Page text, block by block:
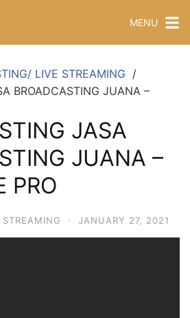
MENU
LIVE STREAMING
BROADCASTING JUANA –
JASA
JUANA –
PRO
· JANUARY 27, 2021